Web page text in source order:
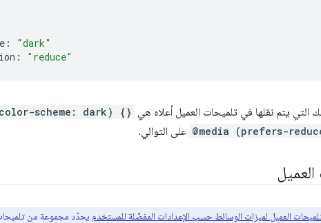
"dark"
"reduce"
scheme: dark) {}
@media (prefers- على التوالي.
العميل
العميل لميزات الوسائط حسب الإعدادات المفضّلة للمستخدم